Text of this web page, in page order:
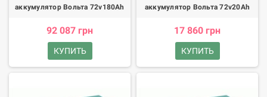
аккумулятор Вольта 72v180Ah
92 087 грн
КУПИТЬ
аккумулятор Вольта 72v20Ah
17 860 грн
КУПИТЬ